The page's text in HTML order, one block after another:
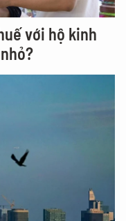
với hộ kinh